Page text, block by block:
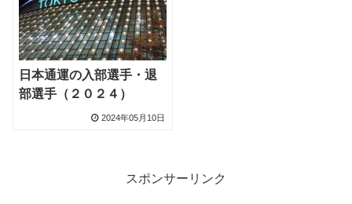
日本通運の入部選手・退
部選手（２０２４）
2024年05月10日
スポンサーリンク